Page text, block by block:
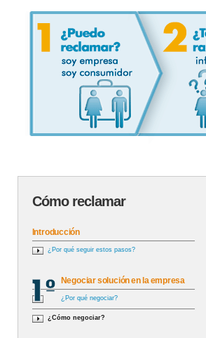
Cómo reclamar
Introducción
¿Por qué seguir estos pasos?
Negociar solución en la empresa
¿Por qué negociar?
¿Cómo negociar?